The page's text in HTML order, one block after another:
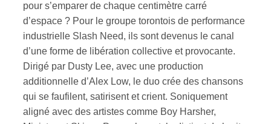
pour s’emparer de chaque centimètre carré
d’espace ? Pour le groupe torontois de performance
industrielle Slash Need, ils sont devenus le canal
d’une forme de libération collective et provocante.
Dirigé par Dusty Lee, avec une production
additionnelle d’Alex Low, le duo crée des chansons
qui se faufilent, satirisent et crient. Soniquement
aligné avec des artistes comme Boy Harsher,